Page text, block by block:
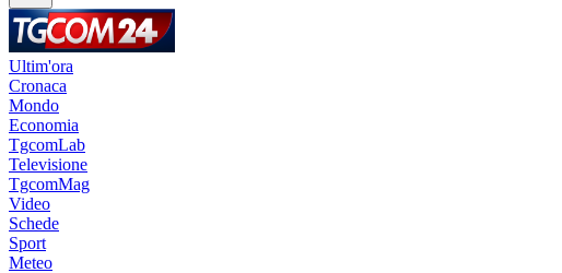
Ultim'ora
Cronaca
Mondo
Economia
TgcomLab
Televisione
TgcomMag
Video
Schede
Sport
Meteo